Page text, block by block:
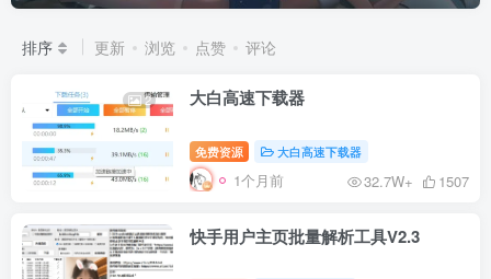
排序 更新 浏览 点赞 评论
2 大白高速下载器
免费资源 大白高速下载器
1个月前 32.7W+ 1507
快手用户主页批量解析工具V2.3